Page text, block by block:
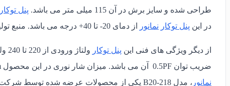
طراحی شده و سایز برش در آن 115 میلی متر می باشد.
پنل توکار
در این پنل توکار نمانور از دمای 20- تا 40+ درجه می باشد. منبع تولید نور در این لامپ LEDهای از نوع SMD است.
از دیگر ویژگی های فنی این پنل توکار
ضریب توان 0.5PF آن می باشد. میزان شار نوری در این محصول 1700lm است. بهره نوری آن نیز 85lm/w می باشد.
نمانور ، مدل B20-218 یکی از محصولات عرضه شده توسط شرکت